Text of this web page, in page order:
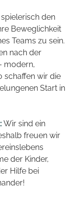
den
Beweglichkeit
Teams zu sein.
nach der
modern,
schaffen wir die
Start in
Wir sind ein
freuen wir
der Kinder,
Hilfe bei